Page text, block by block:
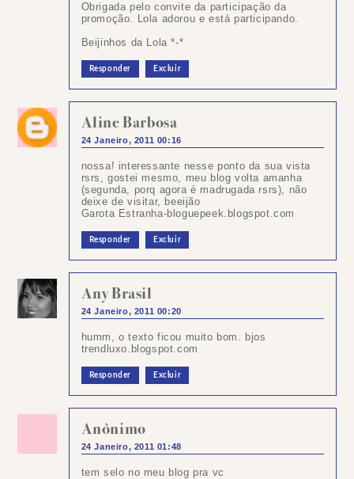
Obrigada pelo convite da participação da
promoção. Lola adorou e está participando.
Beijinhos da Lola *-*
Responder Excluir
Aline Barbosa
24 Janeiro, 2011 00:16
nossa! interessante nesse ponto da sua vista
rsrs, gostei mesmo, meu blog volta amanha
(segunda, porq agora é madrugada rsrs), não
deixe de visitar, beeijão
Garota Estranha-bloguepeek.blogspot.com
Responder Excluir
Any Brasil
24 Janeiro, 2011 00:20
humm, o texto ficou muito bom. bjos
trendluxo.blogspot.com
Responder Excluir
Anônimo
24 Janeiro, 2011 01:48
tem selo no meu blog pra vc